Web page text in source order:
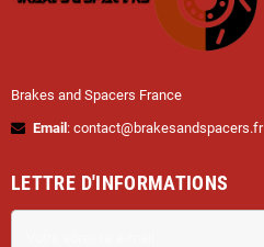
Brakes and Spacers France
Email : contact@brakesandspacers.fr
LETTRE D'INFORMATIONS